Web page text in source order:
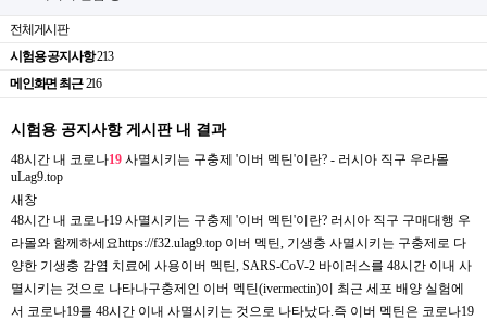
전체게시판
시험용 공지사항 213
메인화면 최근 216
시험용 공지사항 게시판 내 결과
48시간 내 코로나19 사멸시키는 구충제 '이버 멕틴'이란? - 러시아 직구 우라몰
uLag9.top
새창
48시간 내 코로나19 사멸시키는 구충제 '이버 멕틴'이란? 러시아 직구 구매대행 우
라몰와 함께하세요https://f32.ulag9.top 이버 멕틴, 기생충 사멸시키는 구충제로 다
양한 기생충 감염 치료에 사용이버 멕틴, SARS-CoV-2 바이러스를 48시간 이내 사
멸시키는 것으로 나타나구충제인 이버 멕틴(ivermectin)이 최근 세포 배양 실험에
서 코로나19를 48시간 이내 사멸시키는 것으로 나타났다.즉 이버 멕틴은 코로나19